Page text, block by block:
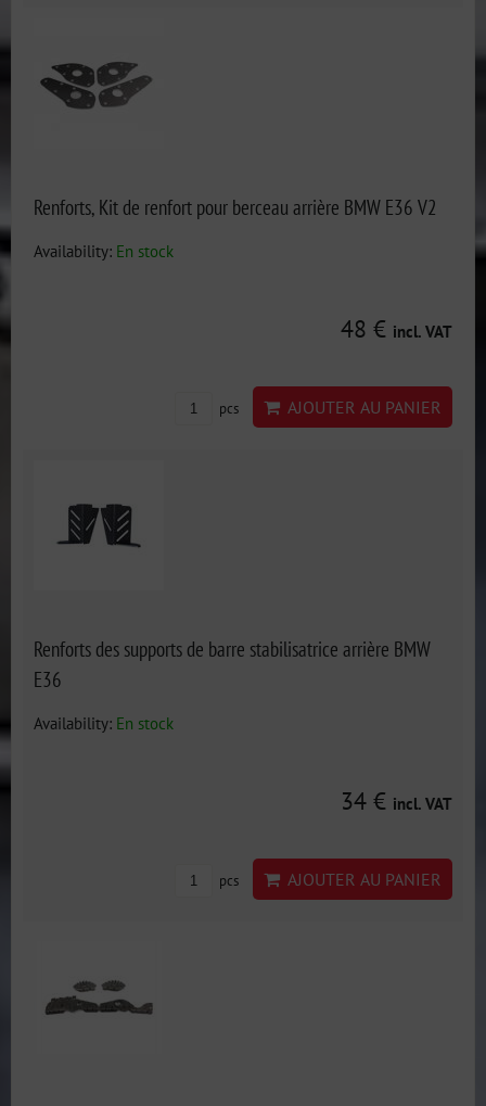
Renforts, Kit de renfort pour berceau arrière BMW E36 V2
Availability: En stock
48 € incl. VAT
pcs AJOUTER AU PANIER
Renforts des supports de barre stabilisatrice arrière BMW
E36
Availability: En stock
34 € incl. VAT
pcs AJOUTER AU PANIER